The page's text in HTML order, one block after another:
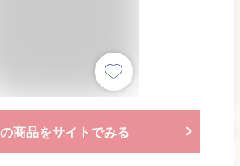
商品をサイトでみる